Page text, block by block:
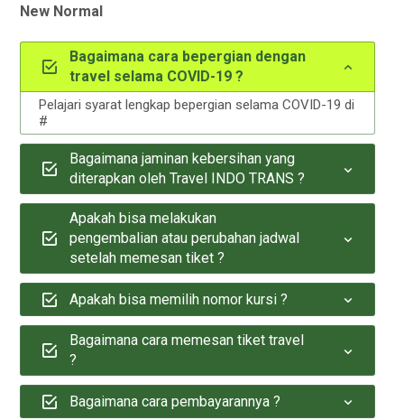
New Normal
Bagaimana cara bepergian dengan
travel selama COVID-19 ?
Pelajari syarat lengkap bepergian selama COVID-19 di
#
Bagaimana jaminan kebersihan yang
diterapkan oleh Travel INDO TRANS ?
Apakah bisa melakukan
pengembalian atau perubahan jadwal
setelah memesan tiket ?
Apakah bisa memilih nomor kursi ?
Bagaimana cara memesan tiket travel
?
Bagaimana cara pembayarannya ?